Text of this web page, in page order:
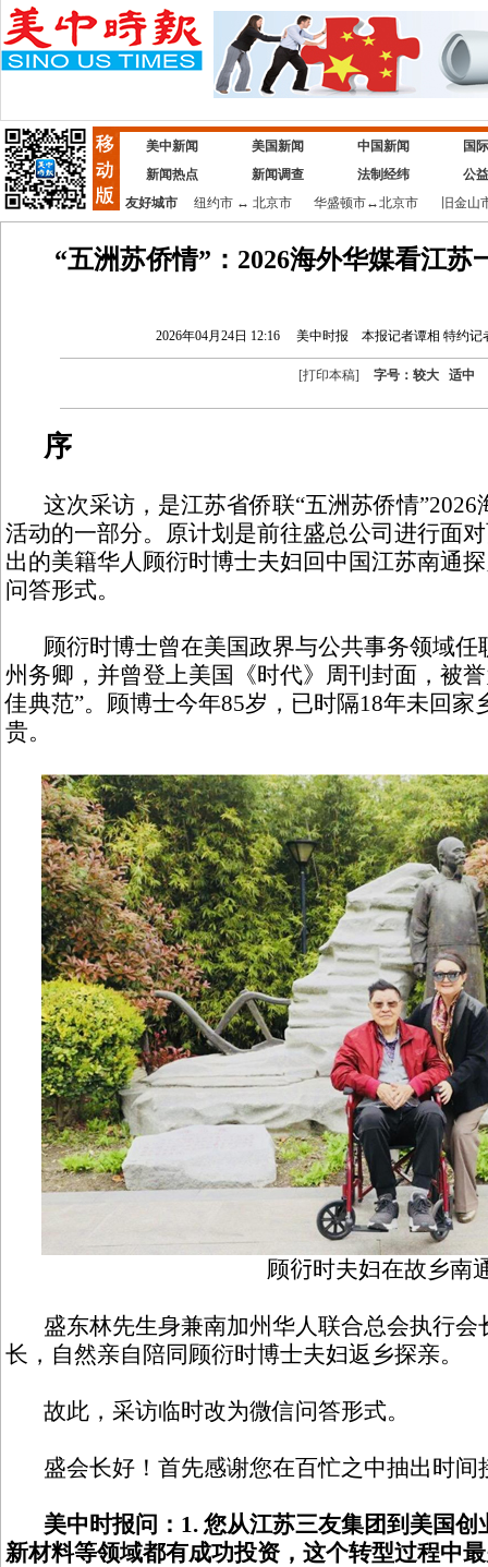
美中新闻 美国新闻 中国新闻
国
新闻热点
新闻调查 法制经纬
公
友好城市
纽约市↔ 北京市 华盛顿市↔北京市 旧金山
“五洲苏侨情”：2026海外华媒看江苏
2026年04月24日 12:16 美中时报 本报记者谭相 特约记
[打印本稿] 字号： 较大 适中
序
这次采访，是江苏省侨联“五洲苏侨情”2026
活动的一部分。原计划是前往盛总公司进行面
出的美籍华人顾衍时博士夫妇回中国江苏南通
问答形式。
顾衍时博士曾在美国政界与公共事务领域任
州务卿，并曾登上美国《时代》周刊封面，被
佳典范”。顾博士今年85岁，已时隔18年未回
贵。
顾𧗠时夫妇在故乡南
盛东林先生身兼南加州华人联合总会执行会
长，自然亲自陪同顾衍时博士夫妇返乡探亲。
故此，采访临时改为微信问答形式。
盛会长好！首先感谢您在百忙之中抽出时间
美中时报问：1. 您从江苏三友集团到美国
新材料等领域都有成功投资，这个转型过程中